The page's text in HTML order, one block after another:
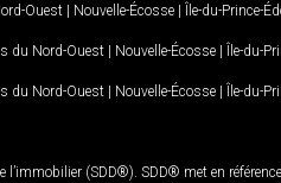
Ouest | Nouvelle-Écosse | Île-du-Prince-
du Nord-Ouest | Nouvelle-Écosse | Île-du-
du Nord-Ouest | Nouvelle-Écosse | Île-du-
(SDD®). SDD® met en